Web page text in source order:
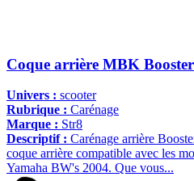
Coque arrière MBK
Univers : scooter
Rubrique : Carénage
Marque : Str8
Descriptif : Carénage arrière
coque arrière compatible avec les
Yamaha BW's 2004. Que vous...